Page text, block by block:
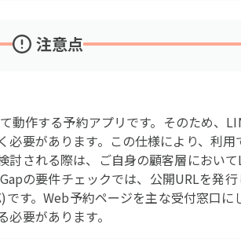
注意点
動作する予約アプリです。そのため、
要があります。この仕様により、利
される際は、ご自身の顧客層におい
の要件チェックでは、公開URLを発
す。Web予約ページを主な受付窓口に
要があります。